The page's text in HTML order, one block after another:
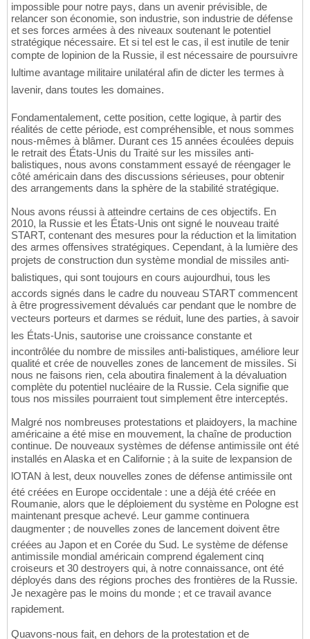
impossible pour notre pays, dans un avenir prévisible, de
relancer son économie, son industrie, son industrie de défense
et ses forces armées à des niveaux soutenant le potentiel
stratégique nécessaire. Et si tel est le cas, il est inutile de tenir
compte de lopinion de la Russie, il est nécessaire de poursuivre
lultime avantage militaire unilatéral afin de dicter les termes à
lavenir, dans toutes les domaines.
Fondamentalement, cette position, cette logique, à partir des
réalités de cette période, est compréhensible, et nous sommes
nous-mêmes à blâmer. Durant ces 15 années écoulées depuis
le retrait des États-Unis du Traité sur les missiles anti-
balistiques, nous avons constamment essayé de réengager le
côté américain dans des discussions sérieuses, pour obtenir
des arrangements dans la sphère de la stabilité stratégique.
Nous avons réussi à atteindre certains de ces objectifs. En
2010, la Russie et les États-Unis ont signé le nouveau traité
START, contenant des mesures pour la réduction et la limitation
des armes offensives stratégiques. Cependant, à la lumière des
projets de construction dun système mondial de missiles anti-
balistiques, qui sont toujours en cours aujourdhui, tous les
accords signés dans le cadre du nouveau START commencent
à être progressivement dévalués car pendant que le nombre de
vecteurs porteurs et darmes se réduit, lune des parties, à savoir
les États-Unis, sautorise une croissance constante et
incontrôlée du nombre de missiles anti-balistiques, améliore leur
qualité et crée de nouvelles zones de lancement de missiles. Si
nous ne faisons rien, cela aboutira finalement à la dévaluation
complète du potentiel nucléaire de la Russie. Cela signifie que
tous nos missiles pourraient tout simplement être interceptés.
Malgré nos nombreuses protestations et plaidoyers, la machine
américaine a été mise en mouvement, la chaîne de production
continue. De nouveaux systèmes de défense antimissile ont été
installés en Alaska et en Californie ; à la suite de lexpansion de
lOTAN à lest, deux nouvelles zones de défense antimissile ont
été créées en Europe occidentale : une a déjà été créée en
Roumanie, alors que le déploiement du système en Pologne est
maintenant presque achevé. Leur gamme continuera
daugmenter ; de nouvelles zones de lancement doivent être
créées au Japon et en Corée du Sud. Le système de défense
antimissile mondial américain comprend également cinq
croiseurs et 30 destroyers qui, à notre connaissance, ont été
déployés dans des régions proches des frontières de la Russie.
Je nexagère pas le moins du monde ; et ce travail avance
rapidement.
Quavons-nous fait, en dehors de la protestation et de